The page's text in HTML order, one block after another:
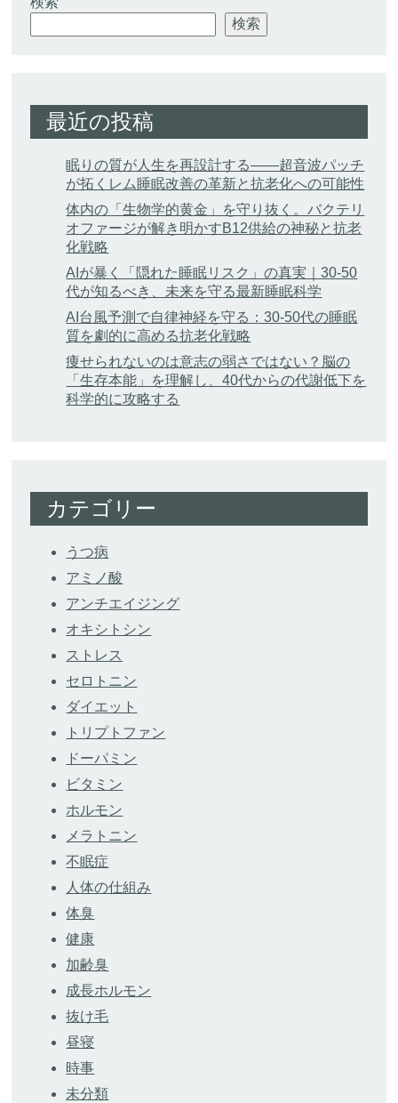
検索
最近の投稿
眠りの質が人生を再設計する——超音波パッチ
が拓くレム睡眠改善の革新と抗老化への可能性
体内の「生物学的黄金」を守り抜く。バクテリ
オファージが解き明かすB12供給の神秘と抗老
化戦略
AIが暴く「隠れた睡眠リスク」の真実｜30-50
代が知るべき、未来を守る最新睡眠科学
AI台風予測で自律神経を守る：30-50代の睡眠
質を劇的に高める抗老化戦略
痩せられないのは意志の弱さではない？脳の
「生存本能」を理解し、40代からの代謝低下を
科学的に攻略する
カテゴリー
うつ病
アミノ酸
アンチエイジング
オキシトシン
ストレス
セロトニン
ダイエット
トリプトファン
ドーパミン
ビタミン
ホルモン
メラトニン
不眠症
人体の仕組み
体臭
健康
加齢臭
成長ホルモン
抜け毛
昼寝
時事
未分類